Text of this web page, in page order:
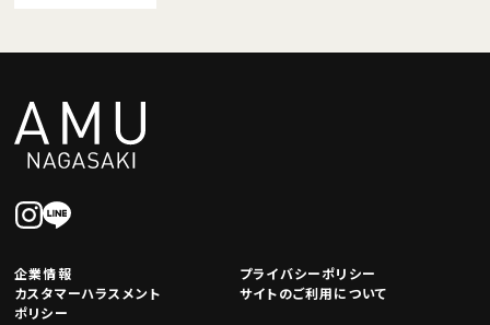
企業情報
プライバシーポリシー
カスタマーハラスメント
ポリシー
サイトのご利用について